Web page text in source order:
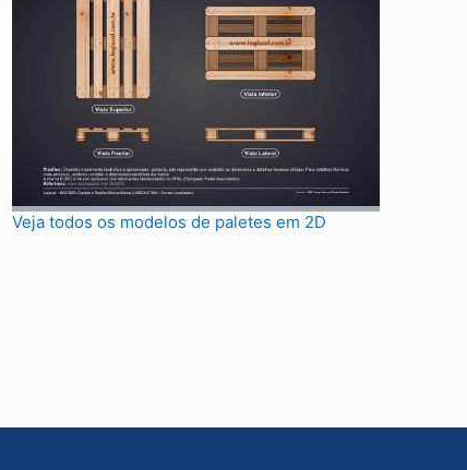
Veja todos os modelos de paletes em 2D